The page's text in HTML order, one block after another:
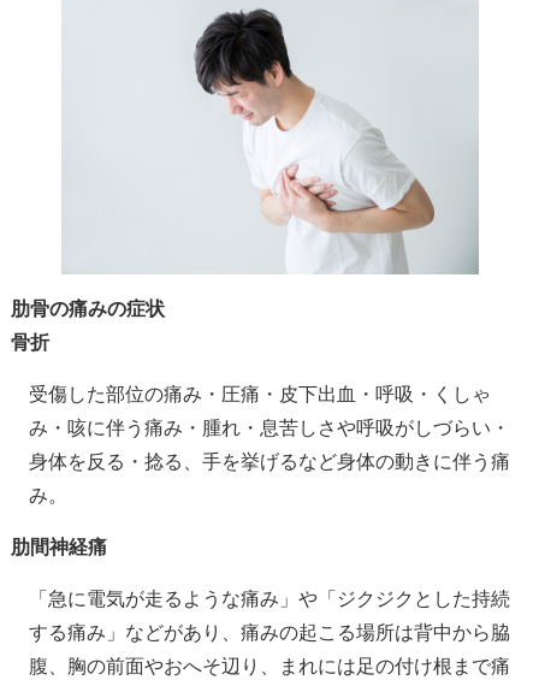
肋骨の痛みの症状
骨折
受傷した部位の痛み・圧痛・皮下出血・呼吸・くしゃ
み・咳に伴う痛み・腫れ・息苦しさや呼吸がしづらい・
身体を反る・捻る、手を挙げるなど身体の動きに伴う痛
み。
肋間神経痛
「急に電気が走るような痛み」や「ジクジクとした持続
する痛み」などがあり、痛みの起こる場所は背中から脇
腹、胸の前面やおへそ辺り、まれには足の付け根まで痛